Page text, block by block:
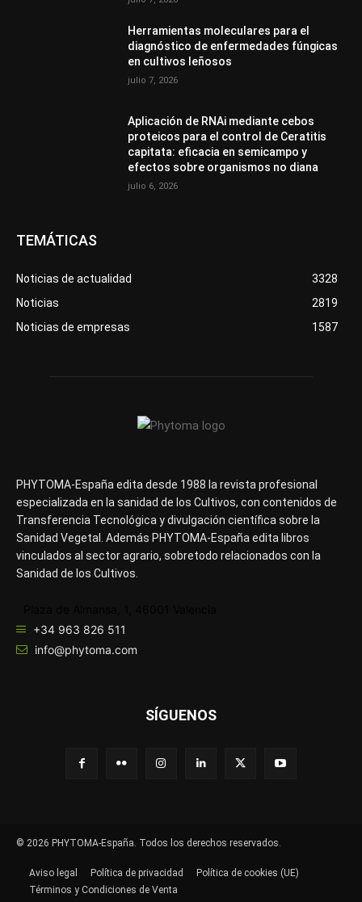
Herramientas moleculares para el
diagnóstico de enfermedades fúngicas
en cultivos leñosos
julio 7, 2026
Aplicación de RNAi mediante cebos
proteicos para el control de Ceratitis
capitata: eficacia en semicampo y
efectos sobre organismos no diana
julio 6, 2026
TEMÁTICAS
Noticias de actualidad
3328
Noticias
2819
Noticias de empresas
1587
PHYTOMA-España edita desde 1988 la revista profesional
especializada en la sanidad de los Cultivos, con contenidos de
Transferencia Tecnológica y divulgación científica sobre la
Sanidad Vegetal. Además PHYTOMA-España edita libros
vinculados al sector agrario, sobretodo relacionados con la
Sanidad de los Cultivos.
+34 963 826 511
info@phytoma.com
SÍGUENOS
© 2026 PHYTOMA-España. Todos los derechos reservados.
Aviso legal Política de privacidad
Política de cookies (UE)
Términos y Condiciones de Venta